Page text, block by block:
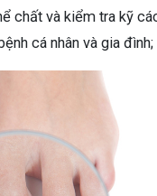
chất và kiểm tra kỹ
cá nhân và gia đình;